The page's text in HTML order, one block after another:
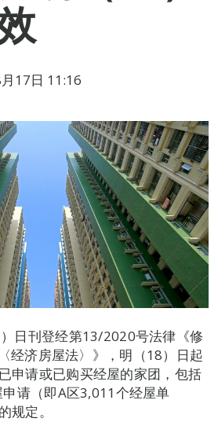
17日 11:16
日刊登经第13/2020号法律《修
经济房屋法〉》，明（18）日起
申请或已购买经屋的家团，包括
请（即A区3,011个经屋单
规定。